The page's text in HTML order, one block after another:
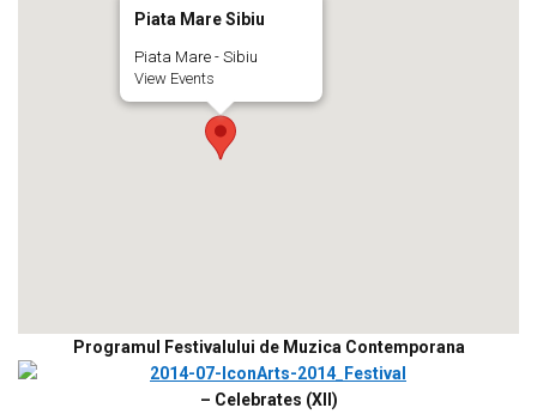
Piata Mare Sibiu
Piata Mare - Sibiu
View Events
Programul Festivalului de Muzica Contemporana
– Celebrates (XII)